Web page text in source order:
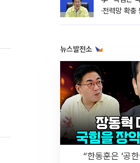
·전력망 확
뉴스발전소
“한동훈은 ‘공